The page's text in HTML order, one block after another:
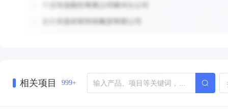
相关项目 999+